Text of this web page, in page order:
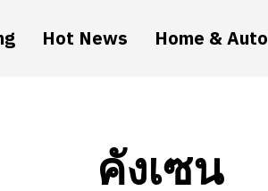
Hot News Home & Auto
คังเซน